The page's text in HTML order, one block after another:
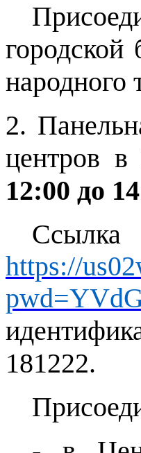
народного
2.
центров
12:00 до
https://
181222.